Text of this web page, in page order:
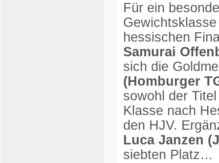
Für ein
hessischen
Samurai
sich die
(Homburger
sowohl der
Klasse nach
den HJV.
Luca Janzen
siebten Platz…